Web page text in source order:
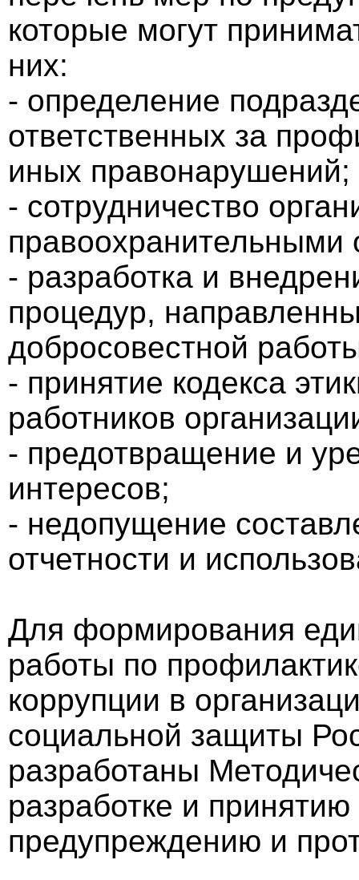
которые могут
них:
- определение
ответственных за
иных правонарушений;
- сотрудничество
правоохранительными
- разработка и
процедур,
добросовестной
- принятие кодекса
работников
- предотвращение и
интересов;
- недопущение
отчетности и
Для формирования
работы по
коррупции в
социальной защиты
разработаны
разработке и
предупреждению и